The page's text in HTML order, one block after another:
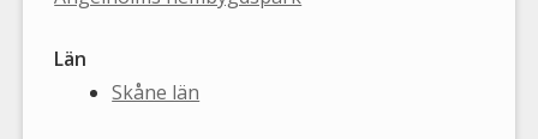
Län
Skåne län